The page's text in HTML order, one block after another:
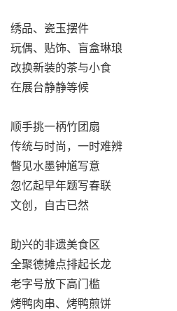
绣品、瓷玉摆件
玩偶、贴饰、盲盒琳琅
改换新装的茶与小食
在展台静静等候
顺手挑一柄竹团扇
传统与时尚，一时难辨
瞥见水墨钟馗写意
忽忆起早年题写春联
文创，自古已然
助兴的非遗美食区
全聚德摊点排起长龙
老字号放下高门槛
烤鸭肉串、烤鸭煎饼